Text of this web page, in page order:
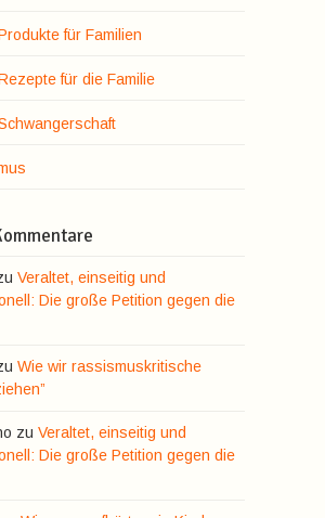
für Familien
für die Familie
Veraltet, einseitig und
Die große Petition gegen die
Wie wir rassismuskritische
zu Veraltet, einseitig und
Die große Petition gegen die